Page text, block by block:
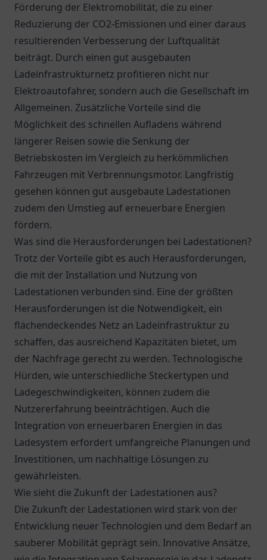
Förderung der Elektromobilität, die zu einer
Reduzierung der CO2-Emissionen und einer daraus
resultierenden Verbesserung der Luftqualität
beiträgt. Durch einen gut ausgebauten
Ladeinfrastrukturnetz profitieren nicht nur
Elektroautofahrer, sondern auch die Gesellschaft im
Allgemeinen. Zusätzliche Vorteile sind die
Möglichkeit des schnellen Aufladens während
längerer Reisen sowie die Senkung der
Betriebskosten im Vergleich zu herkömmlichen
Fahrzeugen mit Verbrennungsmotor. Langfristig
gesehen können gut ausgebaute Ladestationen
zudem den Umstieg auf erneuerbare Energien
fördern.
Was sind die Herausforderungen bei Ladestationen?
Trotz der Vorteile gibt es auch Herausforderungen,
die mit der Installation und Nutzung von
Ladestationen verbunden sind. Eine der größten
Herausforderungen ist die Notwendigkeit, ein
flächendeckendes Netz an Ladeinfrastruktur zu
schaffen, das ausreichend Kapazitäten bietet, um
der Nachfrage gerecht zu werden. Technologische
Hürden, wie unterschiedliche Steckertypen und
Ladegeschwindigkeiten, können zudem die
Nutzererfahrung beeinträchtigen. Auch die
Integration von erneuerbaren Energien in das
Ladesystem erfordert umfangreiche Planungen und
Investitionen, um nachhaltige Lösungen zu
gewährleisten.
Wie sieht die Zukunft der Ladestationen aus?
Die Zukunft der Ladestationen wird stark von der
Entwicklung neuer Technologien und dem Bedarf an
sauberer Mobilität geprägt sein. Innovative Ansätze,